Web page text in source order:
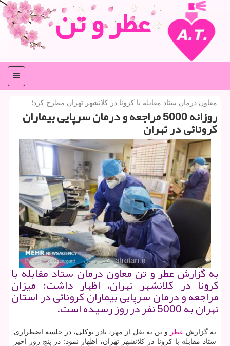
عطر و تن
منو
معاون درمان ستاد مقابله با كرونا در كلانشهر تهران مطرح كرد؛
روزانه 5000 مراجعه و درمان سرپایی بیماران
كرونائی در تهران
به گزارش عطر و تن معاون درمان ستاد مقابله با
کرونا در کلانشهر تهران، اظهار داشت: میزان
مراجعه و درمان سرپایی بیماران کرونائی در استان
تهران به 5000 نفر در روز رسیده است.
به گزارش عطر و تن به نقل از مهر، نادر توکلی، در جلسه اضطراری
ستاد مقابله با کرونا در کلانشهر تهران، اظهار نمود: در پنج روز اخیر